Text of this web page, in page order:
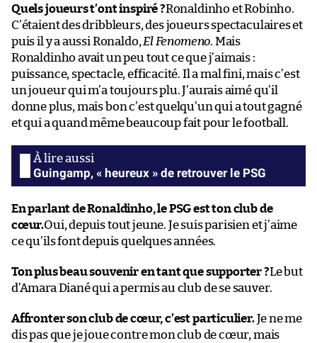
Quels joueurs t’ont inspiré ?Ronaldinho et Robinho.
C’étaient des dribbleurs, des joueurs spectaculaires et
puis il y a aussi Ronaldo, El Fenomeno. Mais
Ronaldinho avait un peu tout ce que j’aimais :
puissance, spectacle, efficacité. Il a mal fini, mais c’est
un joueur qui m’a toujours plu. J’aurais aimé qu’il
donne plus, mais bon c’est quelqu’un qui a tout gagné
et qui a quand même beaucoup fait pour le football.
Guingamp, « heureux » de retrouver le PSG
En parlant de Ronaldinho, le PSG est ton club de
cœur.Oui, depuis tout jeune. Je suis parisien et j’aime
ce qu’ils font depuis quelques années.
Ton plus beau souvenir en tant que supporter ?Le but
d’Amara Diané qui a permis au club de se sauver.
Affronter son club de cœur, c’est particulier.Je ne me
dis pas que je joue contre mon club de cœur, mais